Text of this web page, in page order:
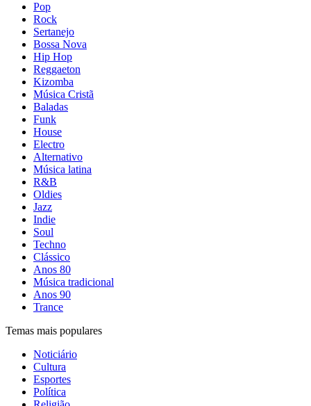
Pop
Rock
Sertanejo
Bossa Nova
Hip Hop
Reggaeton
Kizomba
Música Cristã
Baladas
Funk
House
Electro
Alternativo
Música latina
R&B
Oldies
Jazz
Indie
Soul
Techno
Clássico
Anos 80
Música tradicional
Anos 90
Trance
Temas mais populares
Noticiário
Cultura
Esportes
Política